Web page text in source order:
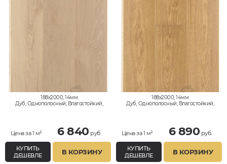
188x2000, 14мм
Дуб, Однополосный, Влагостойкий,
Цена за 1 м² 6 840 руб.
КУПИТЬ
ДЕШЕВЛЕ
В КОРЗИНУ
188x2000, 14мм
Дуб, Однополосный, Влагостойкий,
Цена за 1 м² 6 890 руб.
КУПИТЬ
ДЕШЕВЛЕ
В КОРЗИНУ